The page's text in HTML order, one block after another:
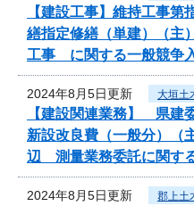
【建設工事】維持工事
繕指定修繕（単建）（主
工事 に関する一般競争
2024年8月5日更新 大垣土
【建設関連業務】 県建
新設改良費（一般分）（
辺 測量業務委託に関す
2024年8月5日更新 郡上土